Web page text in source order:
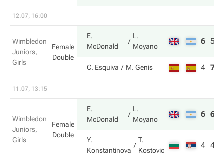
12.07, 16:00
Wimbledon
Juniors,
Girls
Female
Double
E.
McDonald
L.
Moyano
6 5
C. Esquiva M. Genis 4 7
11.07, 13:15
Wimbledon
Juniors,
Girls
Female
Double
E.
McDonald
L.
Moyano
6 6
Y.
Konstantinova
T.
Kostovic
4 4